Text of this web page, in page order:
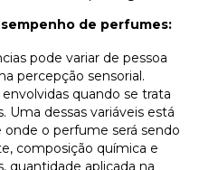
de perfumes:
pode variar de pessoa
percepção sensorial.
quando se trata
dessas variáveis está
o perfume será sendo
composição química e
quantidade aplicada na